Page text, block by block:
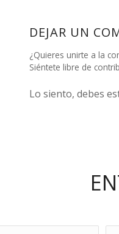
DEJAR UN
¿Quieres unirte a la
Siéntete libre de
Lo siento, debes